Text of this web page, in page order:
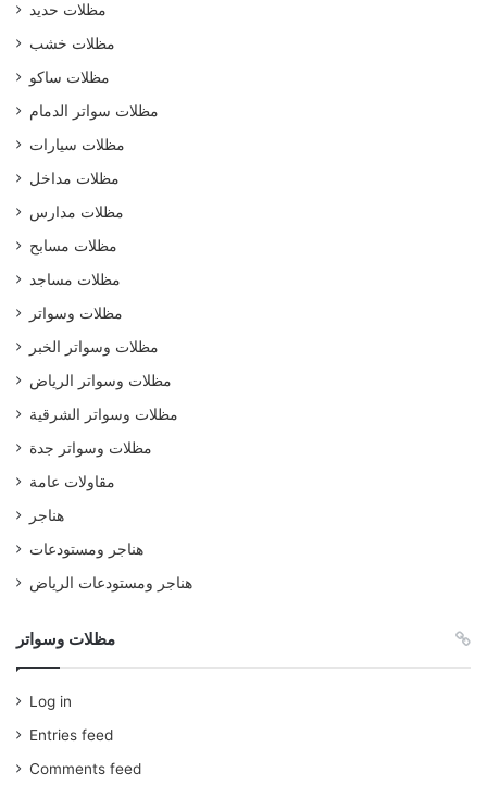
مظلات حديد
مظلات خشب
مظلات ساكو
مظلات سواتر الدمام
مظلات سيارات
مظلات مداخل
مظلات مدارس
مظلات مسابح
مظلات مساجد
مظلات وسواتر
مظلات وسواتر الخبر
مظلات وسواتر الرياض
مظلات وسواتر الشرقية
مظلات وسواتر جدة
مقاولات عامة
هناجر
هناجر ومستودعات
هناجر ومستودعات الرياض
مظلات وسواتر
Log in
Entries feed
Comments feed